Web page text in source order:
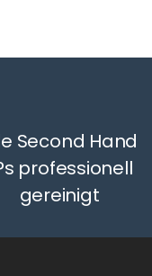
Second Hand
professionell
gereinigt